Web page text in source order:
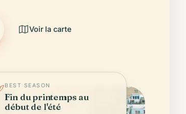
Voir la carte
BEST SEASON
Fin du printemps au
début de l'été